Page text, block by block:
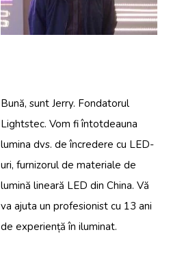
Bună, sunt Jerry. Fondatorul
Lightstec. Vom fi întotdeauna
lumina dvs. de încredere cu LED-
uri, furnizorul de materiale de
lumină lineară LED din China. Vă
va ajuta un profesionist cu 13 ani
de experiență în iluminat.